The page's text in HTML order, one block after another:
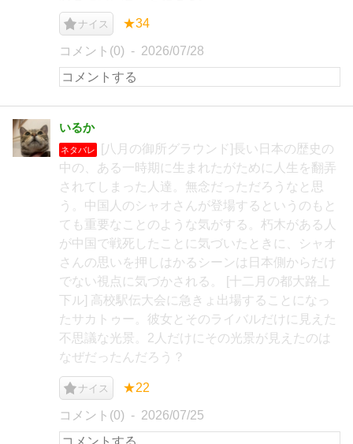
ナイス ★34
コメント(0) 2026/07/28
いるか
ネタバレ
[八月の御所グラウンド]長い日本の歴史の
中の、ある一時期に生まれたがために人生を翻弄
されてしまった人達。無念だっただろうなと思
う。中国人のシャオさんが登場するというのもと
ても重要なことのような気がする。朽木がある人
が中国で戦死したことに気づいたときに、シャオ
さんの思いを押しはかるシーンは日本側からだけ
でない視点に気づかされる。 [十二月の都大路上
下ル] 高校駅伝大会に急きょ出場することになっ
たサカトゥー。彼女とそのライバルだけに見えた
不思議な光景。2人だけにその光景が見えたのは
なぜだったんだろう？
ナイス ★22
コメント(0) 2026/07/25